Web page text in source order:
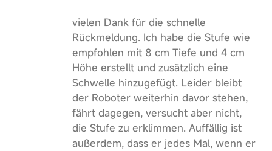
vielen Dank für die schnelle
Rückmeldung. Ich habe die Stufe wie
empfohlen mit 8 cm Tiefe und 4 cm
Höhe erstellt und zusätzlich eine
Schwelle hinzugefügt. Leider bleibt
der Roboter weiterhin davor stehen,
fährt dagegen, versucht aber nicht,
die Stufe zu erklimmen. Auffällig ist
außerdem, dass er jedes Mal, wenn er